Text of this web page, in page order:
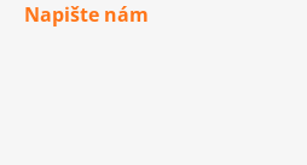
Napište nám